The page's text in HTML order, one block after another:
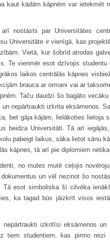
kaut kādām kāpnēm var ietekmēt
nostāsts par Universitātes
Universitāte ir vienīgā, kas
Vietā, kur šobrīd atrodas
Te vienmēr esot dzīvojis studentu
laikos centrālās kāpnes
brauca ar ormani vai ar
Taču daudzi šo bagāto
nepārtraukti izkrita eksāmenos.
bet gāja kājām, lielākoties lietoja
beidza Universitāti. Tā arī
pabeigt laikus, sāka lietot sānu
kāpnes, tā arī pie diplomiem
no mutes mutē ceļojis
un vēl nezinot šo
Tā esot simboliska šī cilvēka
ka tagad būs jāizkrīt visos
nepārtraukti izkritīsi eksāmenos
tiem studentiem, kas pirmo reizi